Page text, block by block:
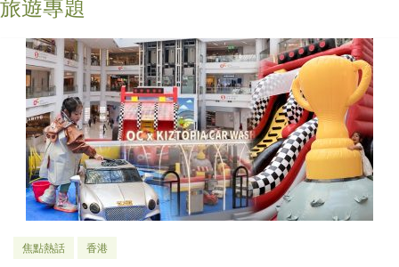
旅遊專題
焦點熱話 香港